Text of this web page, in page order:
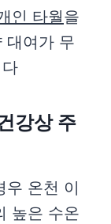
인 타월을
대여가 무
강상 주
우 온천 이
높은 수온